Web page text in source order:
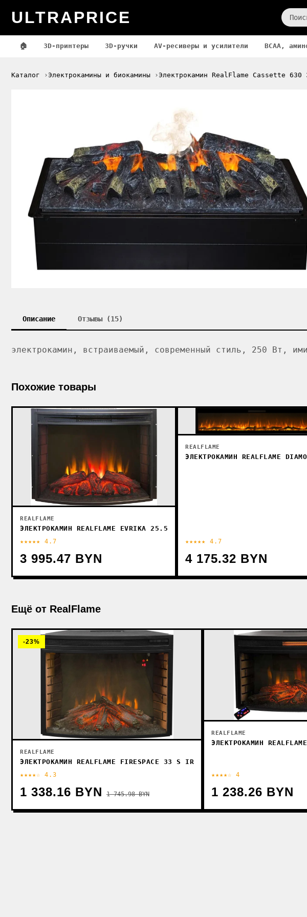
ULTRAPRICE
🏠 3D-принтеры 3D-ручки AV-ресиверы и усилители BCAA,
Каталог Электрокамины и биокамины Электрокамин RealFlame Cassette 630
Описание Отзывы (15)
электрокамин, встраиваемый, современный стиль, 250 Вт,
Похожие товары
REALFLAME
ЭЛЕКТРОКАМИН REALFLAME EVRIKA 25.5
★★★★★ 4.7
3 995.47 BYN
REALFLAME
ЭЛЕКТРОКАМИН REALFLAME
★★★★★ 4.7
4 175.32 BYN
Ещё от RealFlame
-23%
REALFLAME
ЭЛЕКТРОКАМИН REALFLAME FIRESPACE 33 S IR
★★★★☆ 4.3
1 338.16 BYN 1 745.98 BYN
REALFLAME
ЭЛЕКТРОКАМИН
★★★★☆ 4
1 238.26 BYN